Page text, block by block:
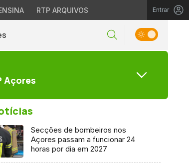
RTP ARQUIVOS Entrar
Açores
Secções de bombeiros nos
Açores passam a funcionar 24
horas por dia em 2027